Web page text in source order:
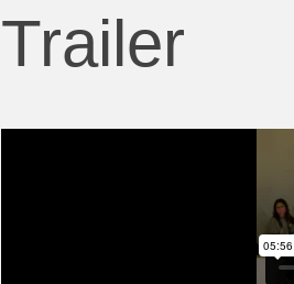
Trailer